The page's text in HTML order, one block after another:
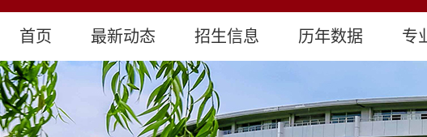
首页 最新动态 招生信息 历年数据 专